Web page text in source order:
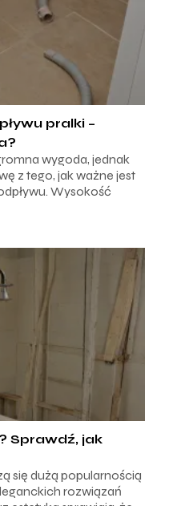
pralki –
wygoda, jednak
z tego, jak ważne jest
Wysokość
Sprawdź, jak
się dużą popularnością
rozwiązań